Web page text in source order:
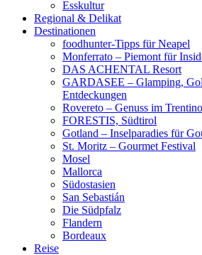
Esskultur
Regional & Delikat
Destinationen
foodhunter-Tipps für Neapel
Monferrato – Piemont für
DAS ACHENTAL Resort
GARDASEE – Glamping,
Entdeckungen
Rovereto – Genuss im Trentino
FORESTIS, Südtirol
Gotland – Inselparadies für
St. Moritz – Gourmet Festival
Mosel
Mallorca
Südostasien
San Sebastián
Die Südpfalz
Flandern
Bordeaux
Reise